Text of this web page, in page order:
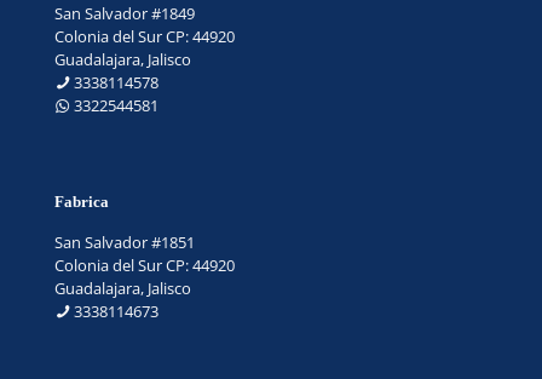
San Salvador #1849
Colonia del Sur CP: 44920
Guadalajara, Jalisco
3338114578
3322544581
Fabrica
San Salvador #1851
Colonia del Sur CP: 44920
Guadalajara, Jalisco
3338114673